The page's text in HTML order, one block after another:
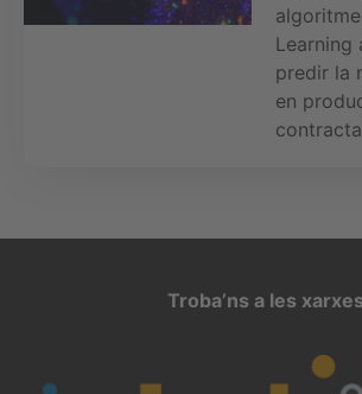
Learning
predir la
en
Troba’ns a les xarxes